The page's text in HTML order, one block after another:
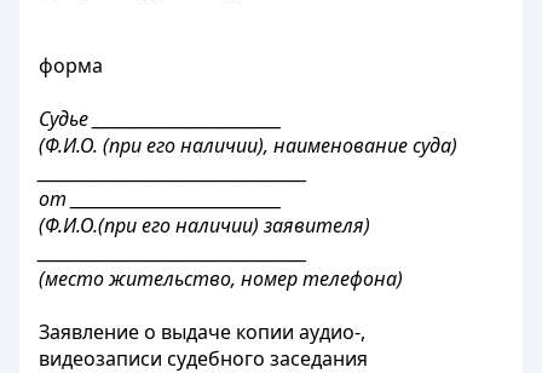
форма
Судье __________________________
(Ф.И.О. (при его наличии), наименование суда)
от _____________________________
(Ф.И.О.(при его наличии) заявителя)
(место жительство, номер телефона)
Заявление о выдаче копии аудио-,
видеозаписи судебного заседания